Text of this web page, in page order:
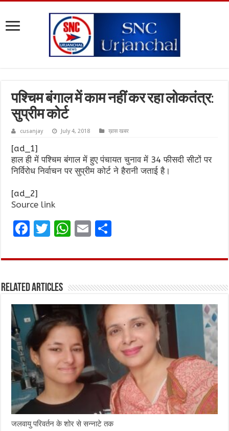
पश्चिम बंगाल में काम नहीं कर रहा लोकतंत्र:
सुप्रीम कोर्ट
cusanjay July 4, 2018 ख़ास खबर
[ad_1]
हाल ही में पश्चिम बंगाल में हुए पंचायत चुनाव में 34 फीसदी सीटों पर
निर्विरोध निर्वाचन पर सुप्रीम कोर्ट ने हैरानी जताई है।
[ad_2]
Source link
F
ce
o
o
k
T
it
r
W
at
A
p
p
E
ai ar
Related Articles
जलवायु परिवर्तन के शोर से सन्नाटे तक